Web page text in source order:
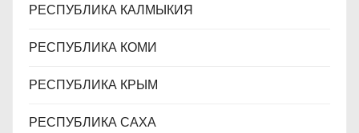
РЕСПУБЛИКА КАЛМЫКИЯ
РЕСПУБЛИКА КОМИ
РЕСПУБЛИКА КРЫМ
РЕСПУБЛИКА САХА